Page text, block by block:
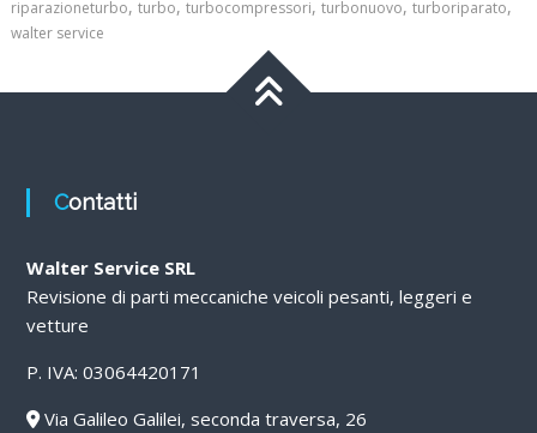
riparazioneturbo, turbo, turbocompressori, turbonuovo, turboriparato,
walter service
Contatti
Walter Service SRL
Revisione di parti meccaniche veicoli pesanti, leggeri e
vetture
P. IVA: 03064420171
Via Galileo Galilei, seconda traversa, 26